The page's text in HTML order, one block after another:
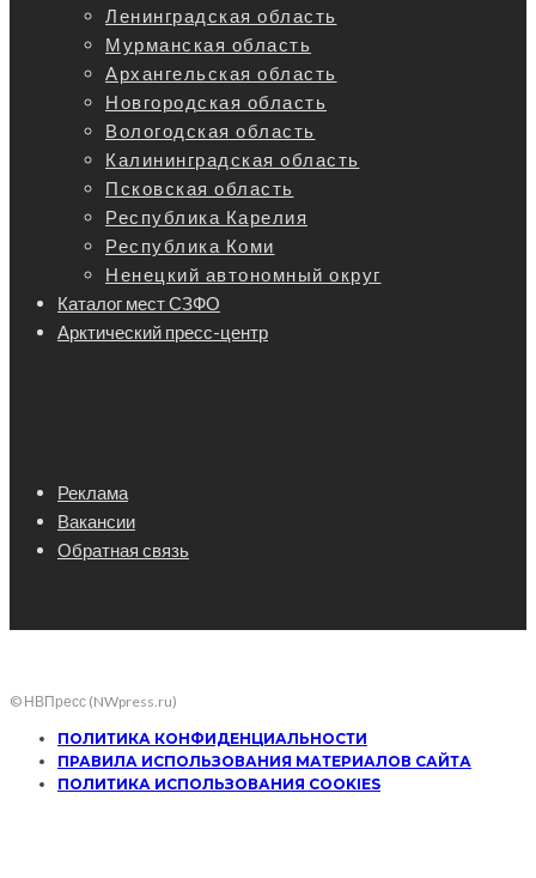
Ленинградская область
Мурманская область
Архангельская область
Новгородская область
Вологодская область
Калининградская область
Псковская область
Республика Карелия
Республика Коми
Ненецкий автономный округ
Каталог мест СЗФО
Арктический пресс-центр
Реклама
Вакансии
Обратная связь
© НВПресс (NWpress.ru)
ПОЛИТИКА КОНФИДЕНЦИАЛЬНОСТИ
ПРАВИЛА ИСПОЛЬЗОВАНИЯ МАТЕРИАЛОВ САЙТА
ПОЛИТИКА ИСПОЛЬЗОВАНИЯ COOKIES